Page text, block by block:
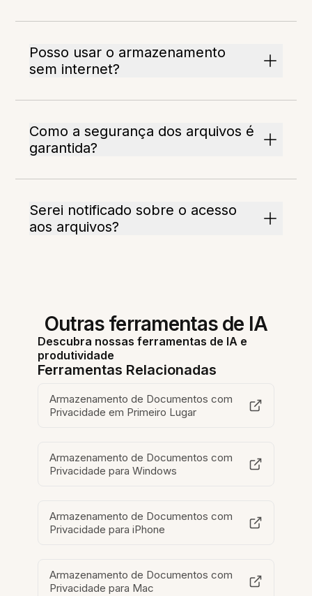
Posso usar o armazenamento
sem internet?
Como a segurança dos arquivos é
garantida?
Serei notificado sobre o acesso
aos arquivos?
Outras ferramentas de IA
Descubra nossas ferramentas de IA e
produtividade
Ferramentas Relacionadas
Armazenamento de Documentos com
Privacidade em Primeiro Lugar
Armazenamento de Documentos com
Privacidade para Windows
Armazenamento de Documentos com
Privacidade para iPhone
Armazenamento de Documentos com
Privacidade para Mac